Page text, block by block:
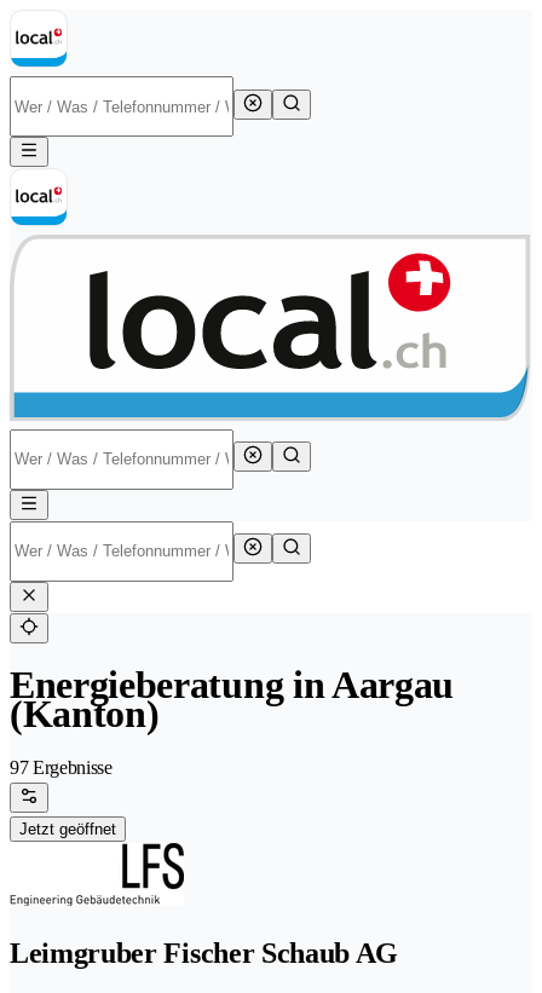
Energieberatung in Aargau
(Kanton)
97 Ergebnisse
Jetzt geöffnet
Leimgruber Fischer Schaub AG